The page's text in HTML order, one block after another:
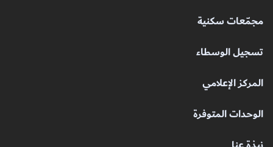
مجمّعات سكنية
تسجيل الوسطاء
المركز الإعلامي
الوحدات المتوفرة